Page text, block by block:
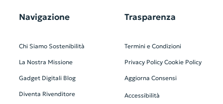
Navigazione
Chi Siamo Sostenibilità
La Nostra Missione
Gadget Digitali Blog
Diventa Rivenditore
Trasparenza
Termini e Condizioni
Privacy Policy Cookie Policy
Aggiorna Consensi
Accessibilità